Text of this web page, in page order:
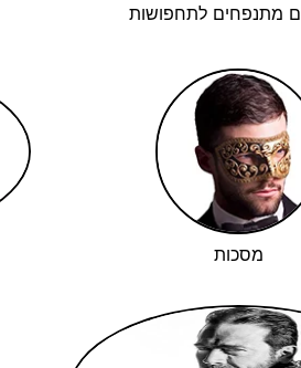
מתנפחים לתחפושות
מסכות